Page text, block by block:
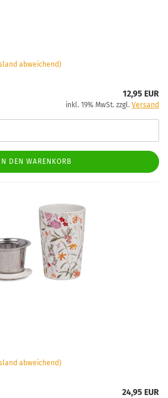
abweichend)
12,95 EUR
inkl. 19% MwSt. zzgl. Versand
IN DEN WARENKORB
abweichend)
24,95 EUR